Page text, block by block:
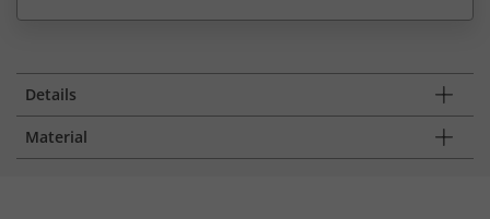
Details
Material